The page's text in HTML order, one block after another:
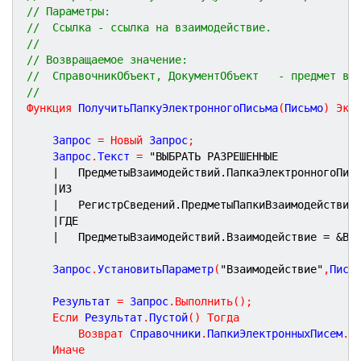
// Параметры:
//  Ссылка - ссылка на взаимодействие.
//
// Возвращаемое значение:
//  СправочникОбъект, ДокументОбъект   - предмет
//
Функция
ПолучитьПапкуЭлектронногоПисьма(Письмо)
	Запрос
= Новый Запрос;
	Запрос
.Текст =
"ВЫБРАТЬ РАЗРЕШЕННЫЕ
|
|ИЗ
|
|ГДЕ
|	ПредметыВзаимодействий.Взаимодействие =
	Запрос
.УстановитьПараметр( "Взаимодействие" ,
	Результат
= Запрос. Выполнить( ) ;
Если Результат . Пустой( )
Тогда
Возврат Справочники. ПапкиЭлектронныхПисем.
Иначе